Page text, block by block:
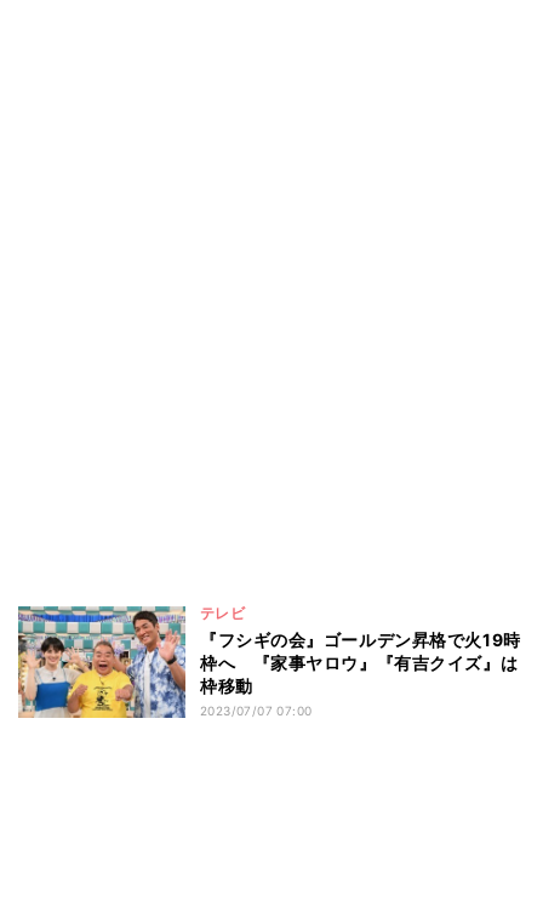
テレビ
『フシギの会』ゴールデン昇格で火19時
枠へ 『家事ヤロウ』『有吉クイズ』は
枠移動
2023/07/07 07:00